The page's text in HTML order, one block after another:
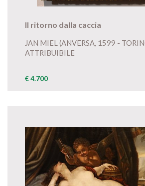
Il ritorno dalla caccia
JAN MIEL (ANVERSA, 1599 -
ATTRIBUIBILE
€ 4.700